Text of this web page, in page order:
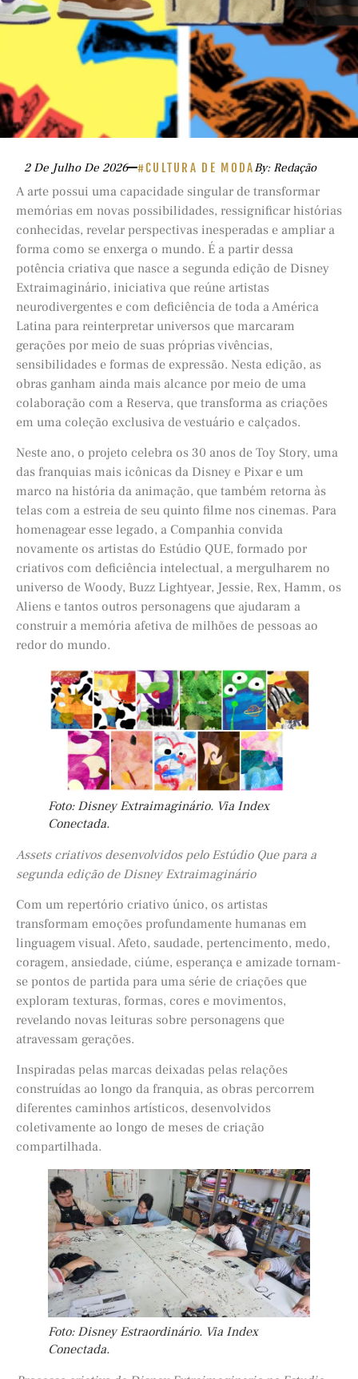
2 De Julho De 2026 #CULTURA DE MODABy: Redação
A arte possui uma capacidade singular de transformar
memórias em novas possibilidades, ressignificar histórias
conhecidas, revelar perspectivas inesperadas e ampliar a
forma como se enxerga o mundo. É a partir dessa
potência criativa que nasce a segunda edição de Disney
Extraimaginário, iniciativa que reúne artistas
neurodivergentes e com deficiência de toda a América
Latina para reinterpretar universos que marcaram
gerações por meio de suas próprias vivências,
sensibilidades e formas de expressão. Nesta edição, as
obras ganham ainda mais alcance por meio de uma
colaboração com a Reserva, que transforma as criações
em uma coleção exclusiva de vestuário e calçados.
Neste ano, o projeto celebra os 30 anos de Toy Story, uma
das franquias mais icônicas da Disney e Pixar e um
marco na história da animação, que também retorna às
telas com a estreia de seu quinto filme nos cinemas. Para
homenagear esse legado, a Companhia convida
novamente os artistas do Estúdio QUE, formado por
criativos com deficiência intelectual, a mergulharem no
universo de Woody, Buzz Lightyear, Jessie, Rex, Hamm, os
Aliens e tantos outros personagens que ajudaram a
construir a memória afetiva de milhões de pessoas ao
redor do mundo.
Foto: Disney Extraimaginário. Via Index
Conectada.
Assets criativos desenvolvidos pelo Estúdio Que para a
segunda edição de Disney Extraimaginário
Com um repertório criativo único, os artistas
transformam emoções profundamente humanas em
linguagem visual. Afeto, saudade, pertencimento, medo,
coragem, ansiedade, ciúme, esperança e amizade tornam-
se pontos de partida para uma série de criações que
exploram texturas, formas, cores e movimentos,
revelando novas leituras sobre personagens que
atravessam gerações.
Inspiradas pelas marcas deixadas pelas relações
construídas ao longo da franquia, as obras percorrem
diferentes caminhos artísticos, desenvolvidos
coletivamente ao longo de meses de criação
compartilhada.
Foto: Disney Estraordinário. Via Index
Conectada.